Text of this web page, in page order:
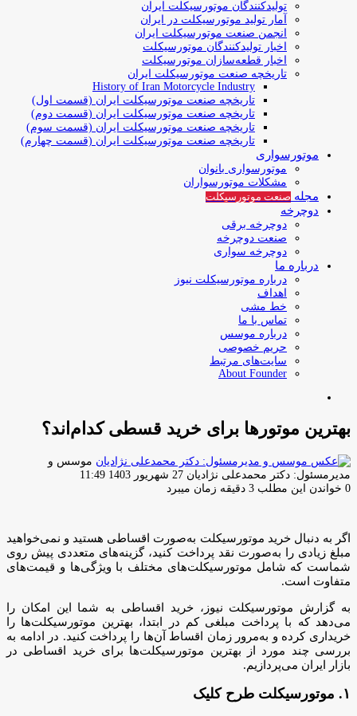
تولیدکنندگان موتورسیکلت ایران
آمار تولید موتورسیکلت در ایران
انجمن صنعت موتورسیکلت ایران
اخبار تولیدکنندگان موتورسیکلت
اخبار قطعه‌سازان موتورسیکلت
تاریخچه صنعت موتورسیکلت ایران
History of Iran Motorcycle Industry
تاریخچه صنعت موتورسیکلت ایران (قسمت اول)
تاریخچه صنعت موتورسیکلت ایران (قسمت دوم)
تاریخچه صنعت موتورسیکلت ایران (قسمت سوم)
تاریخچه صنعت موتورسیکلت ایران (قسمت چهارم)
موتورسواری
موتورسواری بانوان
مشکلات موتورسواران
مجله صنعت موتورسیکلت
دوچرخه
دوچرخه برقی
صنعت دوچرخه
دوچرخه سواری
درباره ما
درباره موتورسیکلت نیوز
اهداف
خط مشی
تماس با ما
درباره موسس
حریم خصوصی
سایت‌های مرتبط
About Founder
بهترین موتور‌ها برای خرید قسطی کدام‌اند؟
موسس و
مدیرمسئول: دکتر محمدعلی نژادیان ارسال
ایمیل
27 شهریور 1403 11:49
0 خواندن این مطلب 3 دقیقه زمان میبرد
اگر به دنبال خرید موتورسیکلت به‌صورت اقساطی هستید و نمی‌خواهید
مبلغ زیادی را به‌صورت نقد پرداخت کنید، گزینه‌های متعددی پیش روی
شماست که شامل موتورسیکلت‌های مختلف با ویژگی‌ها و قیمت‌های
متفاوت است.
به گزارش موتورسیکلت نیوز، خرید اقساطی به شما این امکان را
می‌دهد که با پرداخت مبلغی کم در ابتدا، بهترین موتورسیکلت‌ها را
خریداری کرده و به‌مرور زمان اقساط آن‌ها را پرداخت کنید. در ادامه به
بررسی چند مورد از بهترین موتورسیکلت‌ها برای خرید اقساطی در
بازار ایران می‌پردازیم.
۱. موتورسیکلت طرح کلیک